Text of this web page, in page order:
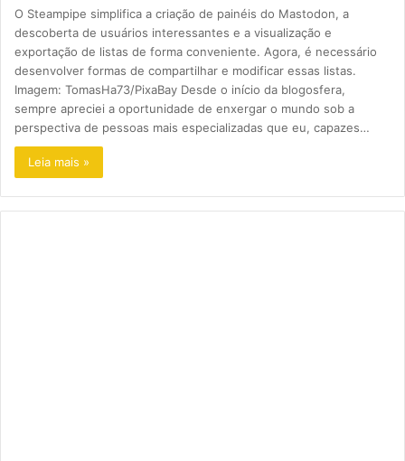
O Steampipe simplifica a criação de painéis do Mastodon, a
descoberta de usuários interessantes e a visualização e
exportação de listas de forma conveniente. Agora, é necessário
desenvolver formas de compartilhar e modificar essas listas.
Imagem: TomasHa73/PixaBay Desde o início da blogosfera,
sempre apreciei a oportunidade de enxergar o mundo sob a
perspectiva de pessoas mais especializadas que eu, capazes…
Leia mais »